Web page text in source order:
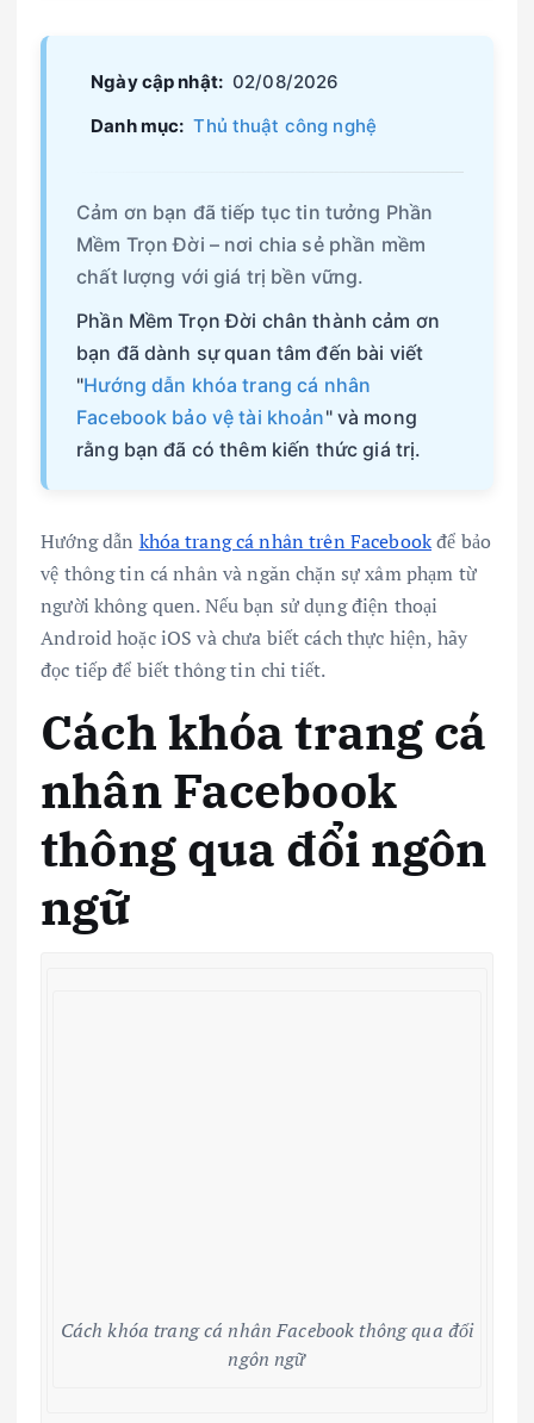
Ngày cập nhật: 02/08/2026
Danh mục: Thủ thuật công nghệ
Cảm ơn bạn đã tiếp tục tin tưởng Phần
Mềm Trọn Đời – nơi chia sẻ phần mềm
chất lượng với giá trị bền vững.
Phần Mềm Trọn Đời chân thành cảm ơn
bạn đã dành sự quan tâm đến bài viết
"Hướng dẫn khóa trang cá nhân
Facebook bảo vệ tài khoản" và mong
rằng bạn đã có thêm kiến thức giá trị.
Hướng dẫn khóa trang cá nhân trên Facebookđể bảo
vệ thông tin cá nhân và ngăn chặn sự xâm phạm từ
người không quen. Nếu bạn sử dụng điện thoại
Android hoặc iOS và chưa biết cách thực hiện, hãy
đọc tiếp để biết thông tin chi tiết.
Cách khóa trang cá
nhân Facebook
thông qua đổi ngôn
ngữ
Cách khóa trang cá nhân Facebook thông qua đổi
ngôn ngữ